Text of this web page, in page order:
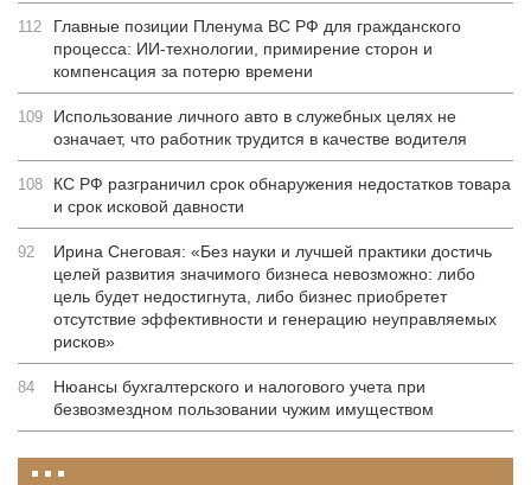
112
Главные позиции Пленума ВС РФ для гражданского
процесса: ИИ-технологии, примирение сторон и
компенсация за потерю времени
109
Использование личного авто в служебных целях не
означает, что работник трудится в качестве водителя
108
КС РФ разграничил срок обнаружения недостатков товара
и срок исковой давности
92
Ирина Снеговая: «Без науки и лучшей практики достичь
целей развития значимого бизнеса невозможно: либо
цель будет недостигнута, либо бизнес приобретет
отсутствие эффективности и генерацию неуправляемых
рисков»
84
Нюансы бухгалтерского и налогового учета при
безвозмездном пользовании чужим имуществом